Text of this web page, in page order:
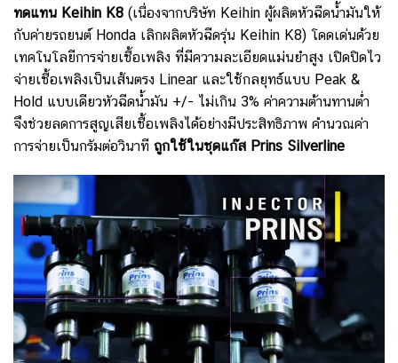
ทดแทน Keihin K8 (เนื่องจากบริษัท Keihin ผู้ผลิตหัวฉีดน้ำมันให้
กับค่ายรถยนต์ Honda เลิกผลิตหัวฉีดรุ่น Keihin K8) โดดเด่นด้วย
เทคโนโลยีการจ่ายเชื้อเพลิง ที่มีความละเอียดแม่นยำสูง เปิดปิดไว
จ่ายเชื้อเพลิงเป็นเส้นตรง Linear และใช้กลยุทธ์แบบ Peak &
Hold แบบเดียวหัวฉีดน้ำมัน +/- ไม่เกิน 3% ค่าความต้านทานต่ำ
จึงช่วยลดการสูญเสียเชื้อเพลิงได้อย่างมีประสิทธิภาพ คำนวณค่า
การจ่ายเป็นกรัมต่อวินาที ถูกใช้ในชุดแก๊ส Prins Silverline